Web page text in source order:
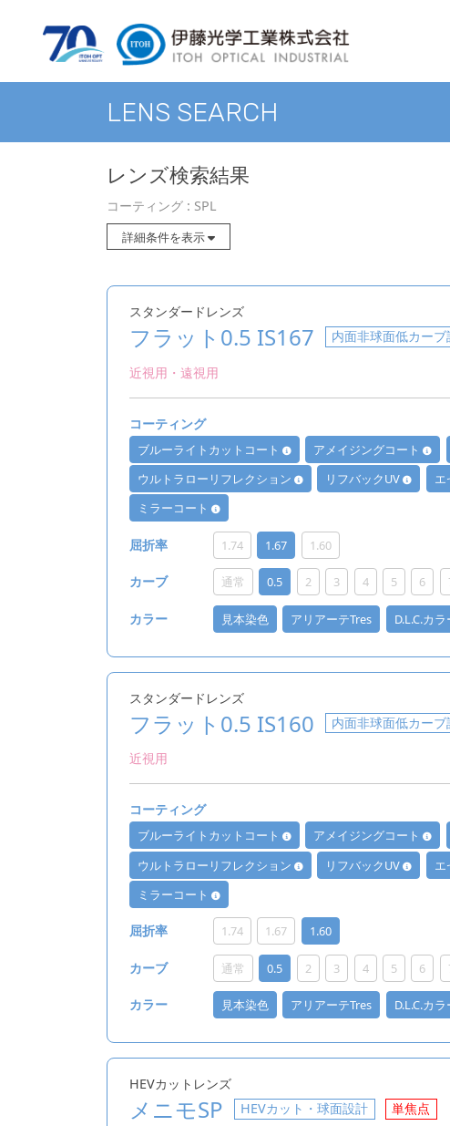
LENS SEARCH
レンズ検索結果
コーティング : SPL
詳細条件を表示
スタンダードレンズ
フラット0.5 IS167 内面非球面低カーブ
近視用・遠視用
コーティング
ブルーライトカットコート アメイジングコート
ウルトラローリフレクション
リフバックUV エ
ミラーコート
屈折率 1.74 1.67 1.60
カーブ 通常 0.5 2 3 4 5 6
カラー 見本染色 アリアーテTres D.L.C.カラ
スタンダードレンズ
フラット0.5 IS160 内面非球面低カーブ
近視用
コーティング
ブルーライトカットコート アメイジングコート
ウルトラローリフレクション
リフバックUV
ミラーコート
屈折率 1.74 1.67 1.60
カーブ 通常 0.5 2 3 4 5 6
カラー 見本染色 アリアーテTres D.L.C.カラ
HEVカットレンズ
メニモSP HEVカット・球面設計 単焦点